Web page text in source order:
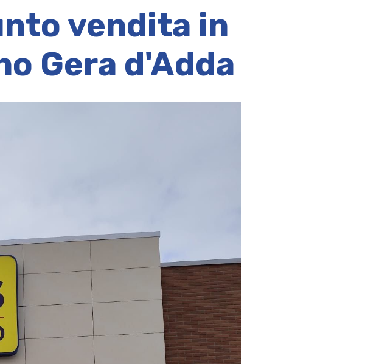
vendita in
Gera d'Adda